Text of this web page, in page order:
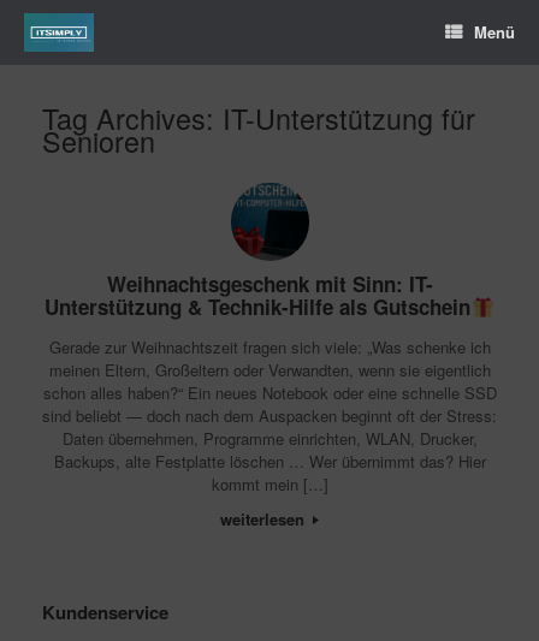
Menü
Tag Archives: IT-Unterstützung für
Senioren
Weihnachtsgeschenk mit Sinn: IT-
Unterstützung & Technik-Hilfe als Gutschein
Gerade zur Weihnachtszeit fragen sich viele: „Was schenke ich
meinen Eltern, Großeltern oder Verwandten, wenn sie eigentlich
schon alles haben?“ Ein neues Notebook oder eine schnelle SSD
sind beliebt — doch nach dem Auspacken beginnt oft der Stress:
Daten übernehmen, Programme einrichten, WLAN, Drucker,
Backups, alte Festplatte löschen … Wer übernimmt das? Hier
kommt mein […]
weiterlesen
Kundenservice